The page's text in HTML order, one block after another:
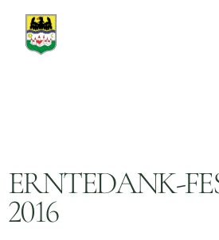
ERNTEDANK-
2016